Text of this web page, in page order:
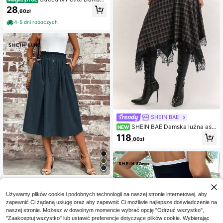
e letnie spodnie z teksturą o prosty
ch nogawkach, dla niskich kobiet
28 ,60zł
4-5 dni roboczych
ytą kieszenią i guzikowym detalem
#3 Bestsellery
(1000+)
32,94zł -57%
77,00złnajniższa cena
SHEIN BAE
NEW SHEIN BAE Damska luźna asy
metryczna spódnica w kratę, odpo
wiednia na festiwal muzyczny, do c
asteland i retro Y2K
118 ,00zł
Używamy plików cookie i podobnych technologii na naszej stronie internetowej, aby
zapewnić Ci żądaną usługę oraz aby zapewnić Ci możliwie najlepsze doświadczenie na
naszej stronie. Możesz w dowolnym momencie wybrać opcję "Odrzuć wszystko",
"Zaakceptuj wszystko" lub ustawić preferencje dotyczące plików cookie. Wybierając